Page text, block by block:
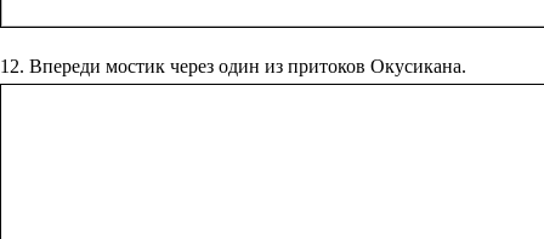
12. Впереди мостик через один из притоков Окусикана.